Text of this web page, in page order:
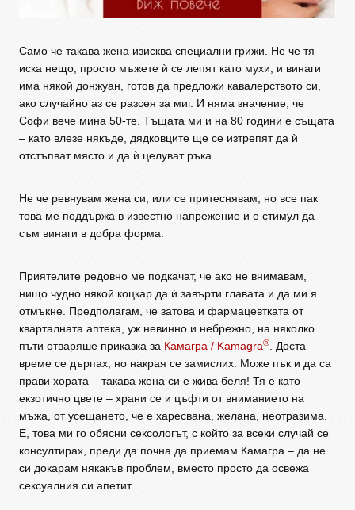
Само че такава жена изисква специални грижи. Не че тя
иска нещо, просто мъжете ѝ се лепят като мухи, и винаги
има някой донжуан, готов да предложи кавалерството си,
ако случайно аз се разсея за миг. И няма значение, че
Софи вече мина 50-те. Тъщата ми и на 80 години е същата
– като влезе някъде, дядковците ще се изтрепят да ѝ
отстъпват място и да ѝ целуват ръка.
Не че ревнувам жена си, или се притеснявам, но все пак
това ме поддържа в известно напрежение и е стимул да
съм винаги в добра форма.
Приятелите редовно ме подкачат, че ако не внимавам,
нищо чудно някой коцкар да ѝ завърти главата и да ми я
отмъкне. Предполагам, че затова и фармацевтката от
кварталната аптека, уж невинно и небрежно, на няколко
пъти отваряше приказка за Камагра / Kamagra®. Доста
време се дърпах, но накрая се замислих. Може пък и да са
прави хората – такава жена си е жива беля! Тя е като
екзотично цвете – храни се и цъфти от вниманието на
мъжа, от усещането, че е харесвана, желана, неотразима.
Е, това ми го обясни сексологът, с който за всеки случай се
консултирах, преди да почна да приемам Камагра – да не
си докарам някакъв проблем, вместо просто да освежа
сексуалния си апетит.